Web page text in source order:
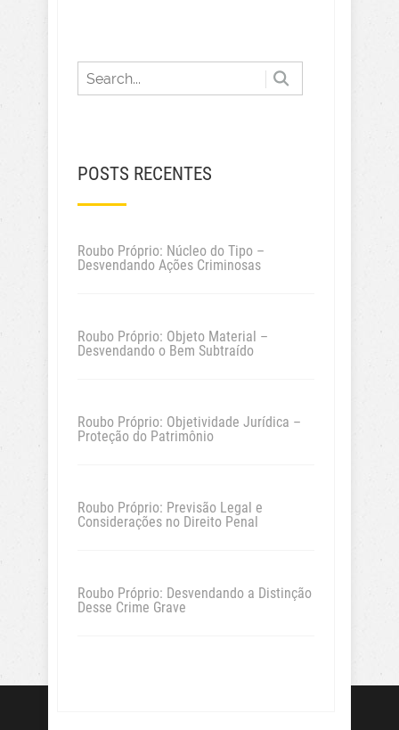
POSTS RECENTES
Roubo Próprio: Núcleo do Tipo –
Desvendando Ações Criminosas
Roubo Próprio: Objeto Material –
Desvendando o Bem Subtraído
Roubo Próprio: Objetividade Jurídica –
Proteção do Patrimônio
Roubo Próprio: Previsão Legal e
Considerações no Direito Penal
Roubo Próprio: Desvendando a Distinção
Desse Crime Grave